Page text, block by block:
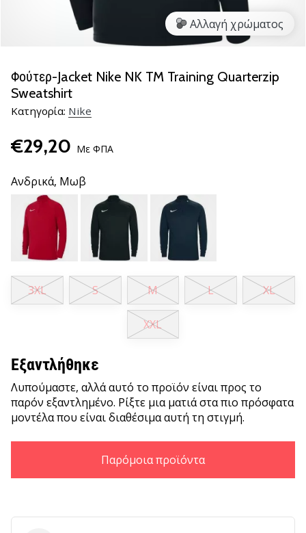
Accelerate
NITRO
SQD
5!
τις
αναβαθμίσεις
και
μάθε
αν
αξίζει…
25. 11. 2024
•
της
μάρκας
χάντμπολ
μας
Είσαι
εμείς;
Αλλαγή χρώματος
Φούτερ-Jacket Nike NK TM Training Quarterzip
Sweatshirt
Κατηγορία: Nike
€29,20 Με ΦΠΑ
Ανδρικά, Μωβ
3XL S M L XL
XXL
Εξαντλήθηκε
Λυπούμαστε, αλλά αυτό το προϊόν είναι προς το
παρόν εξαντλημένο. Ρίξτε μια ματιά στα πιο πρόσφατα
μοντέλα που είναι διαθέσιμα αυτή τη στιγμή.
Παρόμοια προϊόντα